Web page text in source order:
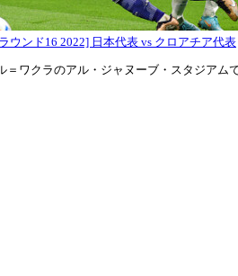
ウンド16 2022] 日本代表 vs クロアチア代表
＝ワクラのアル・ジャヌーブ・スタジア